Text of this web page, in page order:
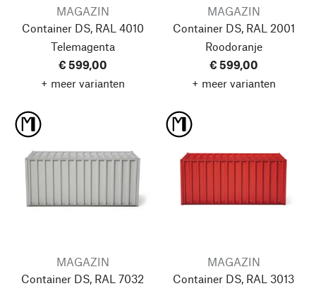
MAGAZIN
Container DS, RAL 4010
Telemagenta
€ 599,00
+ meer varianten
MAGAZIN
Container DS, RAL 2001
Roodoranje
€ 599,00
+ meer varianten
MAGAZIN
Container DS, RAL 7032
MAGAZIN
Container DS, RAL 3013